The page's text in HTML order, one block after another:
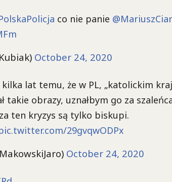
co nie panie
October 24, 2020
lat temu, że w PL, „katolickim
takie obrazy, uznałbym go za
ten kryzys są tylko biskupi.
29gvqwODPx
October 24, 2020